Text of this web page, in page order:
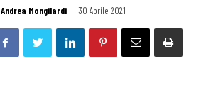
Andrea Mongilardi - 30 Aprile 2021